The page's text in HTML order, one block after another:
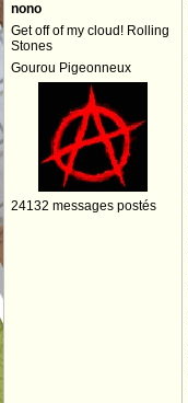
nono
Get off of my cloud! Rolling
Stones
Gourou Pigeonneux
24132 messages postés